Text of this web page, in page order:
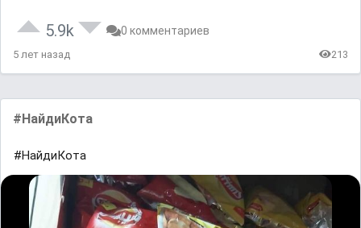
5.9k 0 комментариев
5 лет назад 213
#НайдиКота
#НайдиКота